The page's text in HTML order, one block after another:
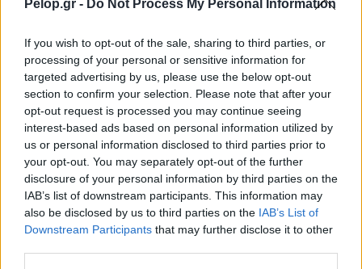
Pelop.gr - Do Not Process My Personal Information
If you wish to opt-out of the sale, sharing to third parties, or
processing of your personal or sensitive information for
targeted advertising by us, please use the below opt-out
section to confirm your selection. Please note that after your
opt-out request is processed you may continue seeing
interest-based ads based on personal information utilized by
us or personal information disclosed to third parties prior to
your opt-out. You may separately opt-out of the further
disclosure of your personal information by third parties on the
IAB’s list of downstream participants. This information may
also be disclosed by us to third parties on the IAB’s List of
Downstream Participants that may further disclose it to other
Ποιοι δικαιούνται σύνταξη 409 ευρώ χωρίς ένσημα